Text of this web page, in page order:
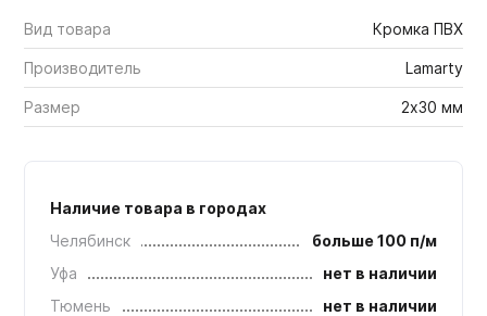
Вид товара Кромка ПВХ
Производитель Lamarty
Размер 2х30 мм
Наличие товара в городах
Челябинск
больше 100 п/м
Уфа
нет в наличии
Тюмень
нет в наличии